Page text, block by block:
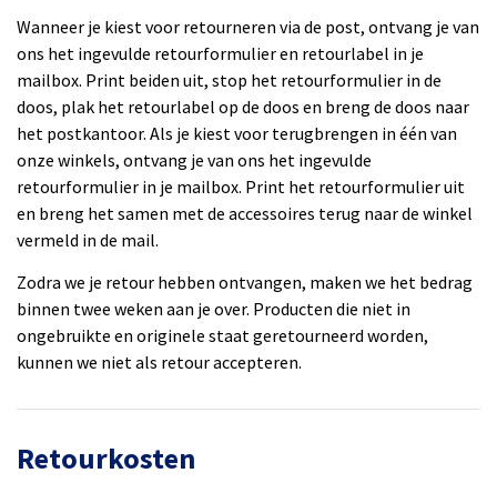
Wanneer je kiest voor retourneren via de post, ontvang je van
ons het ingevulde retourformulier en retourlabel in je
mailbox. Print beiden uit, stop het retourformulier in de
doos, plak het retourlabel op de doos en breng de doos naar
het postkantoor. Als je kiest voor terugbrengen in één van
onze winkels, ontvang je van ons het ingevulde
retourformulier in je mailbox. Print het retourformulier uit
en breng het samen met de accessoires terug naar de winkel
vermeld in de mail.
Zodra we je retour hebben ontvangen, maken we het bedrag
binnen twee weken aan je over. Producten die niet in
ongebruikte en originele staat geretourneerd worden,
kunnen we niet als retour accepteren.
Retourkosten